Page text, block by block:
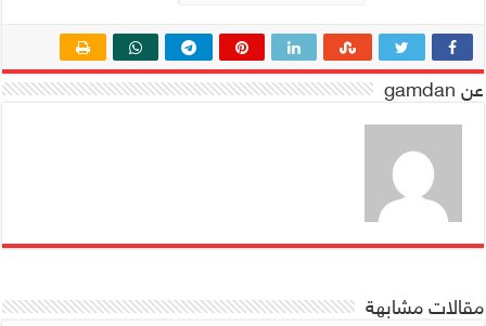
عن gamdan
مقالات مشابهة